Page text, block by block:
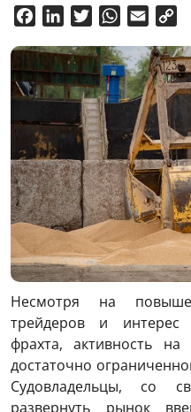
FacebookLinkedInTwitterWhatsApp
Email
Несмотря на
трейдеров и
фрахта, активность
достаточно
Судовладельцы, со
развернуть рынок